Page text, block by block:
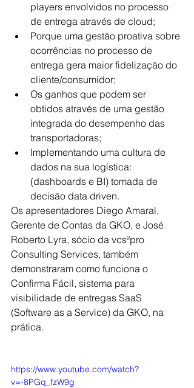
players envolvidos no processo
de entrega através de cloud;
Porque uma gestão proativa sobre
ocorrências no processo de
entrega gera maior fidelização do
cliente/consumidor;
Os ganhos que podem ser
obtidos através de uma gestão
integrada do desempenho das
transportadoras;
Implementando uma cultura de
dados na sua logística:
(dashboards e BI) tomada de
decisão data driven.
Os apresentadores Diego Amaral,
Gerente de Contas da GKO, e José
Roberto Lyra, sócio da vcs²pro
Consulting Services, também
demonstraram como funciona o
Confirma Fácil, sistema para
visibilidade de entregas SaaS
(Software as a Service) da GKO, na
prática.
https://www.youtube.com/watch?
v=-8PGq_fzW9g